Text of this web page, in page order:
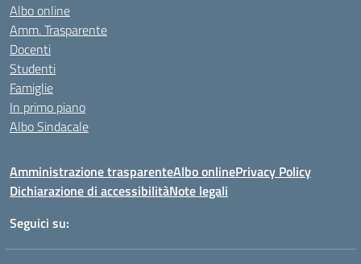
Albo online
Amm. Trasparente
Docenti
Studenti
Famiglie
In primo piano
Albo Sindacale
Amministrazione trasparenteAlbo onlinePrivacy Policy
Dichiarazione di accessibilitàNote legali
Seguici su: